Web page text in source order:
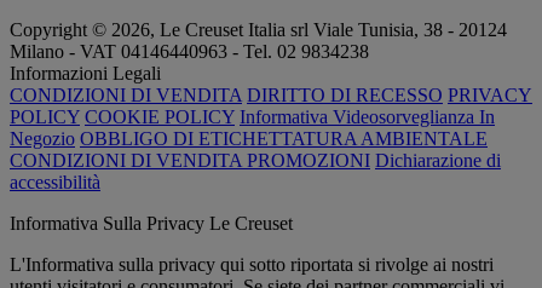
Copyright © 2026, Le Creuset Italia srl ​​Viale Tunisia, 38 - 20124
Milano - VAT 04146440963 - Tel. 02 9834238
Informazioni Legali
CONDIZIONI DI VENDITA DIRITTO DI RECESSO PRIVACY
POLICY COOKIE POLICY Informativa Videosorveglianza In
Negozio OBBLIGO DI ETICHETTATURA AMBIENTALE
CONDIZIONI DI VENDITA PROMOZIONI Dichiarazione di
accessibilità
Informativa Sulla Privacy Le Creuset
L'Informativa sulla privacy qui sotto riportata si rivolge ai nostri